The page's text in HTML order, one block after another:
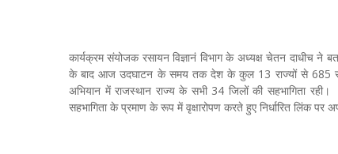
कार्यक्रम संयोजक रसायन विज्ञानं विभाग के अध्यक्ष चेतन दाधीच
के बाद आज उदघाटन के समय तक देश के कुल 13 राज्यों से 685
अभियान में राजस्थान राज्य के सभी 34 जिलों की सहभागिता रही।
सहभागिता के प्रमाण के रूप में वृक्षारोपण करते हुए निर्धारित लिंक पर